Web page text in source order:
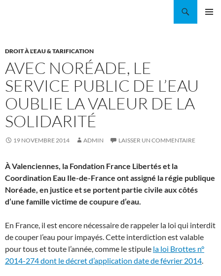
DROIT À L'EAU & TARIFICATION
AVEC NORÉADE, LE
SERVICE PUBLIC DE L’EAU
OUBLIE LA VALEUR DE LA
SOLIDARITÉ
19 NOVEMBRE 2014 ADMIN LAISSER UN COMMENTAIRE
À Valenciennes, la Fondation France Libertés et la
Coordination Eau Ile-de-France ont assigné la régie publique
Noréade, en justice et se portent partie civile aux côtés
d’une famille victime de coupure d’eau.
En France, il est encore nécessaire de rappeler la loi qui interdit
de couper l’eau pour impayés. Cette interdiction est valable
pour tous et toute l’année, comme le stipule la loi Brottes n°
2014-274 dont le décret d’application date de février 2014.